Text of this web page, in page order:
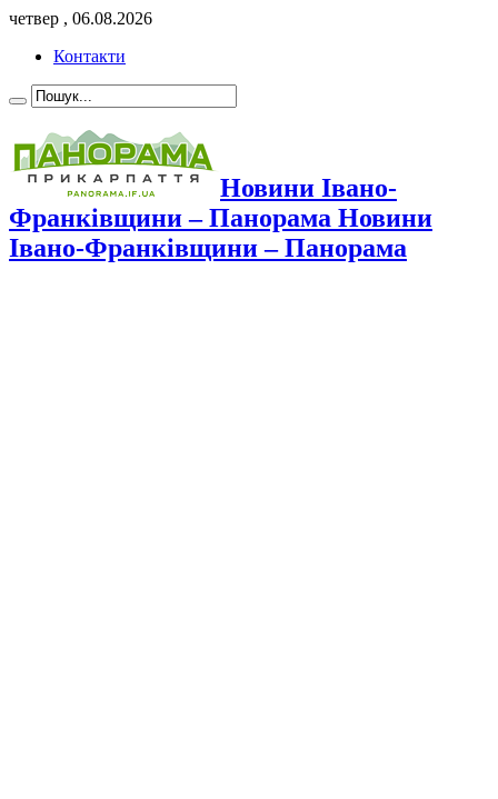
четвер , 06.08.2026
Контакти
Новини Івано-
Франківщини – Панорама Новини
Івано-Франківщини – Панорама